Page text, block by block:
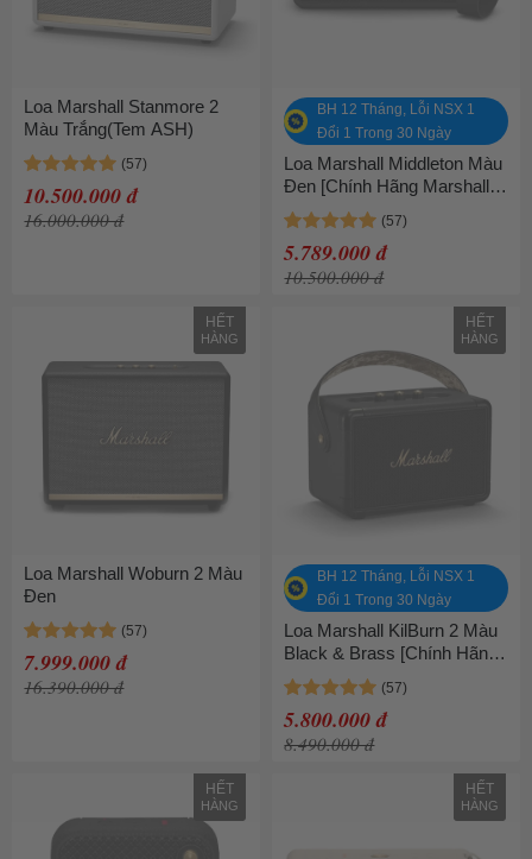
Loa Marshall Stanmore 2
Màu Trắng(Tem ASH)
10.500.000 đ
16.000.000 đ
BH 12 Tháng, Lỗi NSX 1
Đổi 1 Trong 30 Ngày
Loa Marshall Middleton Màu
Đen [Chính Hãng Marshall -
Bảo hành 1 năm]
5.789.000 đ
10.500.000 đ
HẾT
HÀNG
Loa Marshall Woburn 2 Màu
Đen
7.999.000 đ
16.390.000 đ
HẾT
HÀNG
BH 12 Tháng, Lỗi NSX 1
Đổi 1 Trong 30 Ngày
Loa Marshall KilBurn 2 Màu
Black & Brass [Chính Hãng
Marshall - Bảo hành 1 năm]
5.800.000 đ
8.490.000 đ
HẾT
HÀNG
HẾT
HÀNG